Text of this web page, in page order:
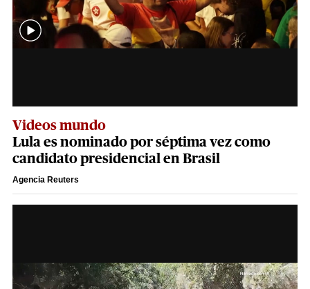
Videos mundo
Lula es nominado por séptima vez como
candidato presidencial en Brasil
Agencia Reuters